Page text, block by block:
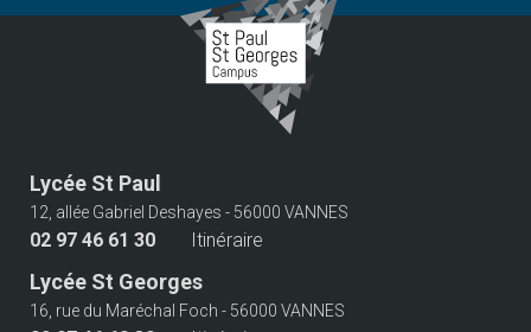
Lycée St Paul
12, allée Gabriel Deshayes - 56000 VANNES
02 97 46 61 30 Itinéraire
Lycée St Georges
16, rue du Maréchal Foch - 56000 VANNES